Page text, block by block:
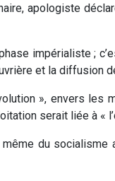
apologiste
impérialiste ;
et la diffusion
», envers les
serait liée à «
du